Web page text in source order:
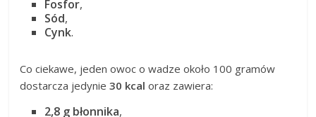
Fosfor,
Sód,
Cynk.
Co ciekawe, jeden owoc o wadze około 100 gramów
dostarcza jedynie30 kcal oraz zawiera:
2,8 g błonnika,